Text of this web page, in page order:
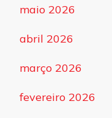
maio 2026
abril 2026
março 2026
fevereiro 2026